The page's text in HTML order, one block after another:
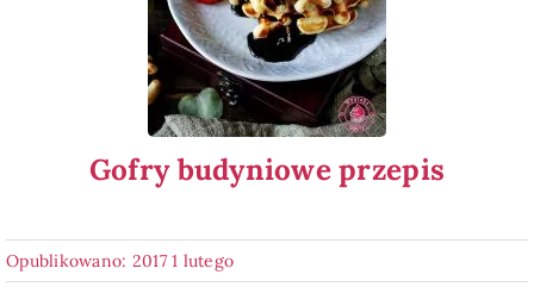
Gofry budyniowe przepis
Opublikowano: 2017 1 lutego